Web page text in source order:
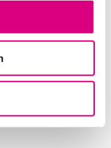
, ya
actualizarse